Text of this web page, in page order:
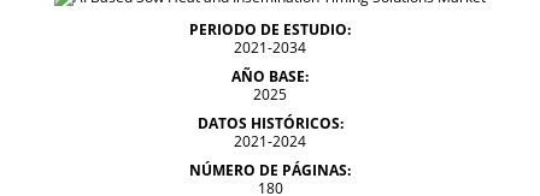
PERIODO DE ESTUDIO:
2021-2034
AÑO BASE:
2025
DATOS HISTÓRICOS:
2021-2024
NÚMERO DE PÁGINAS:
180